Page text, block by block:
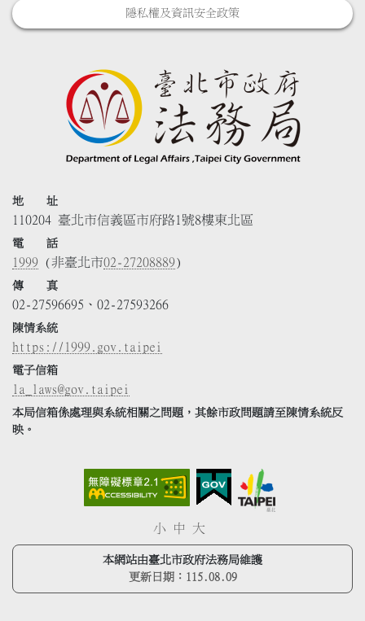
隱私權及資訊安全政策
地 址
110204 臺北市信義區市府路1號8樓東北區
電 話
1999 (非臺北市02-27208889)
傳 真
02-27596695、02-27593266
陳情系統
https://1999.gov.taipei
電子信箱
la_laws@gov.taipei
本局信箱係處理與系統相關之問題，其餘市政問題請至陳情系統反
映。
小 中 大
本網站由臺北市政府法務局維護
更新日期： 115.08.09